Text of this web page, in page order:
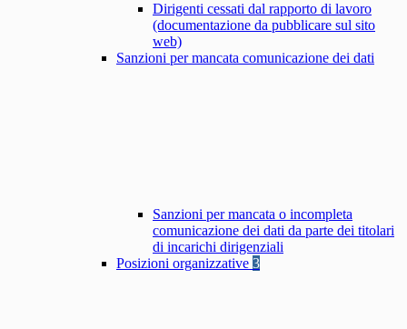
Dirigenti cessati dal rapporto di lavoro
(documentazione da pubblicare sul sito
web)
Sanzioni per mancata comunicazione dei dati
Sanzioni per mancata o incompleta
comunicazione dei dati da parte dei titolari
di incarichi dirigenziali
Posizioni organizzative 3